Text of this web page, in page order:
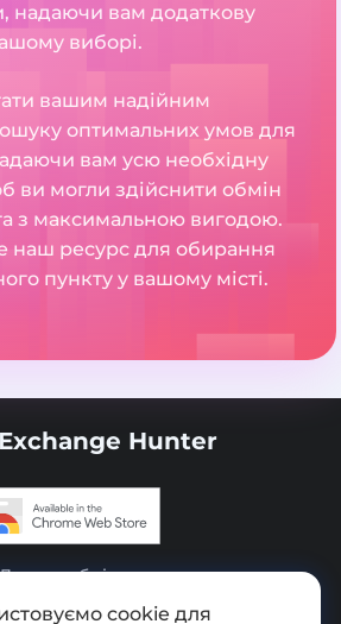
надаючи вам додаткову
виборі.
вашим надійним
оптимальних умов для
вам усю необхідну
ви могли здійснити обмін
з максимальною вигодою.
наш ресурс для обирання
пункту у вашому місті.
Exchange Hunter
обмінник
Мапа сайтуcookie для